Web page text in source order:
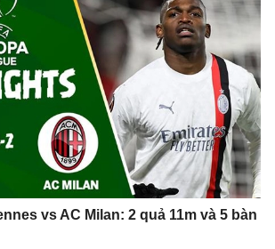
vs AC Milan: 2 quả 11m và 5 bàn